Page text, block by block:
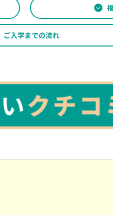
ご入学までの流れ